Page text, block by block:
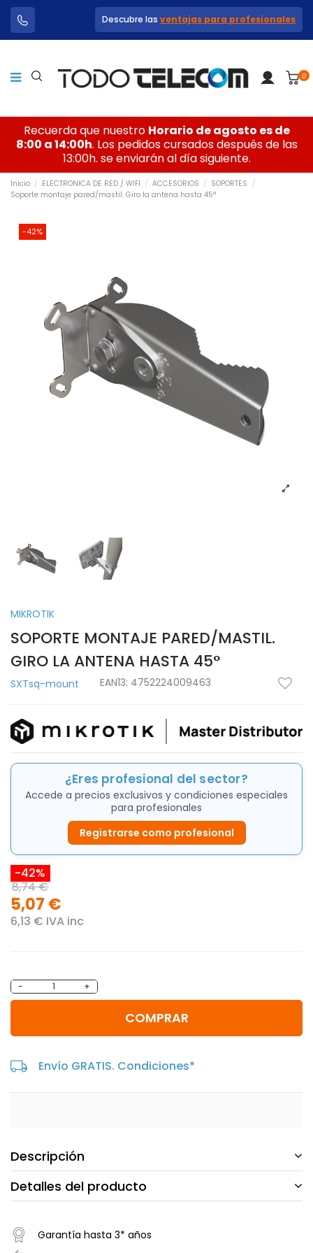
Descubre las ventajas para profesionales
0
Recuerda que nuestro Horario de agosto es de
8:00 a 14:00h. Los pedidos cursados después de las
13:00h. se enviarán al día siguiente.
Inicio ELECTRONICA DE RED / WIFI ACCESORIOS
SOPORTES
Soporte montaje pared/mastil. Giro la antena hasta 45°
-42%
MIKROTIK
SOPORTE MONTAJE PARED/MASTIL.
GIRO LA ANTENA HASTA 45°
SXTsq-mount EAN13: 4752224009463
¿Eres profesional del sector?
Accede a precios exclusivos y condiciones especiales
para profesionales
Registrarse como profesional
-42%
8,74 €
5,07 €
6,13 € IVA inc
- +
COMPRAR
Envío GRATIS. Condiciones*
Descripción
Detalles del producto
Garantía hasta 3* años